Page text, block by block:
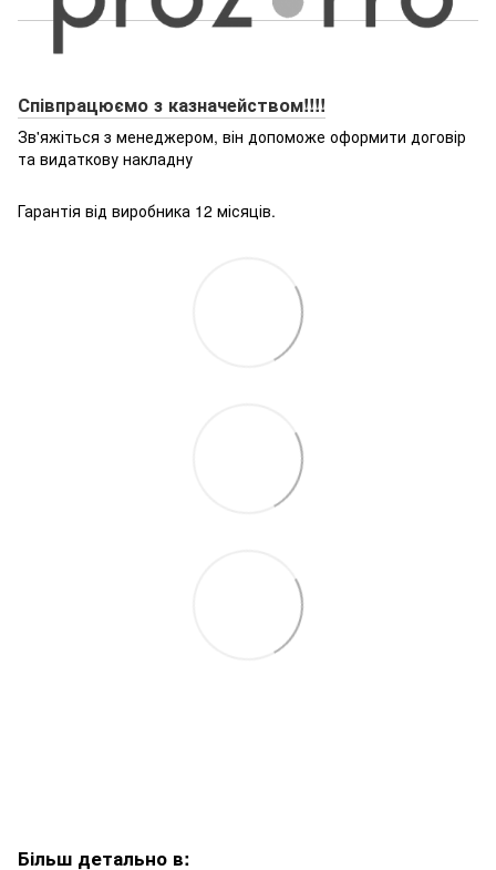
Співпрацюємо з казначейством!!!!
Зв'яжіться з менеджером, він допоможе оформити договір
та видаткову накладну
Гарантія від виробника 12 місяців.
Більш детально в: